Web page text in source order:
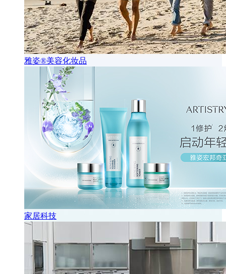
雅姿®美容化妆品
家居科技